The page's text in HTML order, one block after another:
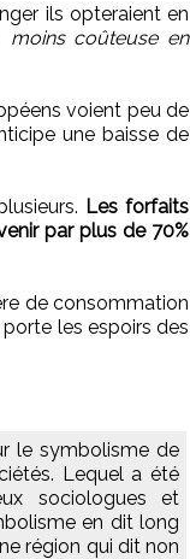
ils opteraient en
moins coûteuse en
voient peu de
une baisse de
Les forfaits
par plus de 70%
de consommation
les espoirs des
le symbolisme de
Lequel a été
sociologues et
en dit long
région qui dit non